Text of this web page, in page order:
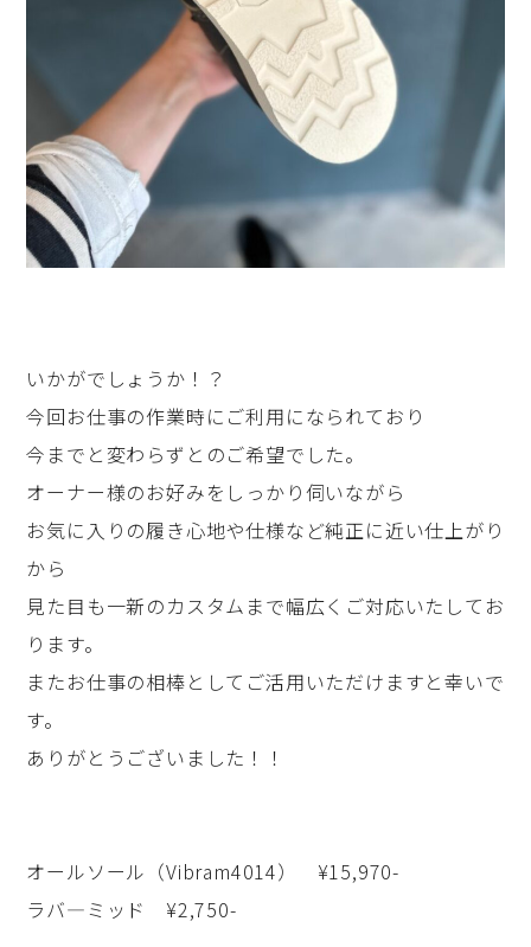
いかがでしょうか！？
今回お仕事の作業時にご利用になられており
今までと変わらずとのご希望でした。
オーナー様のお好みをしっかり伺いながら
お気に入りの履き心地や仕様など純正に近い仕上がり
から
見た目も一新のカスタムまで幅広くご対応いたしてお
ります。
またお仕事の相棒としてご活用いただけますと幸いで
す。
ありがとうございました！！
オールソール（Vibram4014） ¥15,970-
ラバ―ミッド ¥2,750-